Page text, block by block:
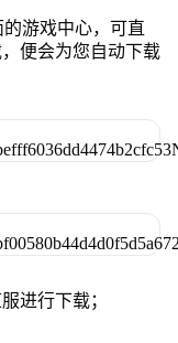
游戏中心，可直
便会为您自动下载
进行下载；